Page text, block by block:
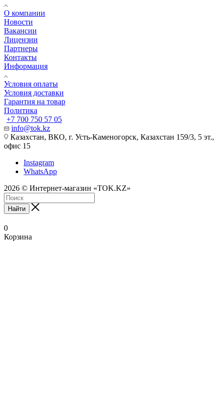
О компании
Новости
Вакансии
Лицензии
Партнеры
Контакты
Информация
Условия оплаты
Условия доставки
Гарантия на товар
Политика
+7 700 750 57 05
info@tok.kz
Казахстан, ВКО, г. Усть-Каменогорск, Казахстан 159/3, 5 эт.,
офис 15
Instagram
WhatsApp
2026 © Интернет-магазин «TOK.KZ»
Найти
0
Корзина